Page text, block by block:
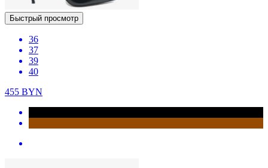
Быстрый просмотр
36
37
39
40
455 BYN